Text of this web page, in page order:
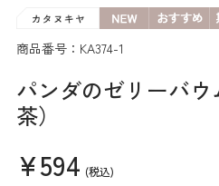
商品番号：KA374-1
パンダのゼリーバ
茶）
¥594 (税込)